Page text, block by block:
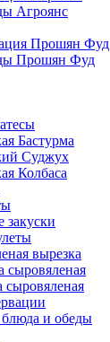
Агроянс
Прошян Фуд
Прошян Фуд
Бастурма
Суджух
Колбаса
вырезка
сыровяленая
и обеды